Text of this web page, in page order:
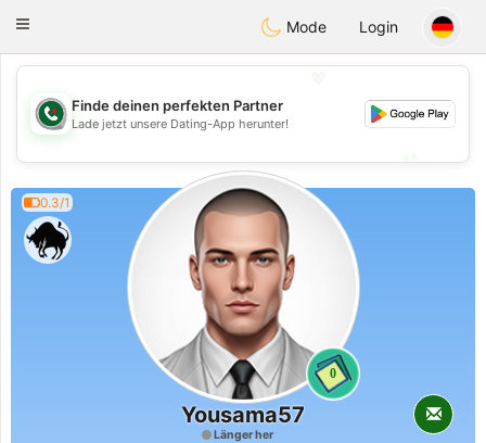
Weshrak
Toggle
Mode Login
💖
💕
Finde deinen perfekten Partner
Lade jetzt unsere Dating-App herunter!
0.3/1
0
Yousama57
Länger her